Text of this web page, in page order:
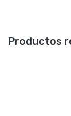
Productos